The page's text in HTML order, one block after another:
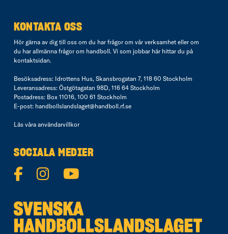
KONTAKTA OSS
Hör gärna av dig till oss om du har frågor om vår verksamhet eller om
du har allmänna frågor om handboll. Vi som jobbar här hittar du på
kontaktsidan.
Besöksadress: Idrottens Hus, Skansbrogatan 7, 118 60 Stockholm
Leveransadress: Östgötagatan 98D, 116 64 Stockholm
Postadress: Box 11016, 100 61 Stockholm
E-post: handbollslandslaget@handboll.rf.se
Läs våra användarvillkor
SOCIALA MEDIER